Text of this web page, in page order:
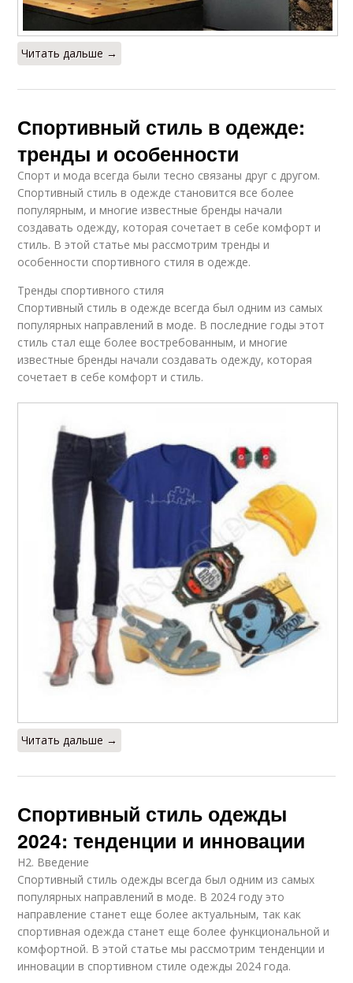
Читать дальше →
Спортивный стиль в одежде:
тренды и особенности
Спорт и мода всегда были тесно связаны друг с другом.
Спортивный стиль в одежде становится все более
популярным, и многие известные бренды начали
создавать одежду, которая сочетает в себе комфорт и
стиль. В этой статье мы рассмотрим тренды и
особенности спортивного стиля в одежде.
Тренды спортивного стиля
Спортивный стиль в одежде всегда был одним из самых
популярных направлений в моде. В последние годы этот
стиль стал еще более востребованным, и многие
известные бренды начали создавать одежду, которая
сочетает в себе комфорт и стиль.
Читать дальше →
Спортивный стиль одежды
2024: тенденции и инновации
H2. Введение
Спортивный стиль одежды всегда был одним из самых
популярных направлений в моде. В 2024 году это
направление станет еще более актуальным, так как
спортивная одежда станет еще более функциональной и
комфортной. В этой статье мы рассмотрим тенденции и
инновации в спортивном стиле одежды 2024 года.